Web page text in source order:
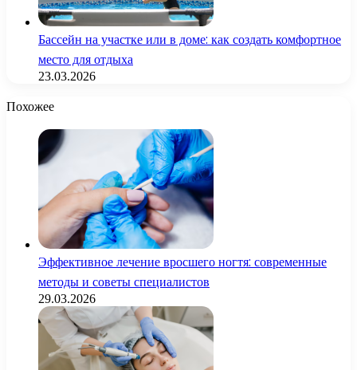
Бассейн на участке или в доме: как создать комфортное
место для отдыха
23.03.2026
Похожее
Эффективное лечение вросшего ногтя: современные
методы и советы специалистов
29.03.2026